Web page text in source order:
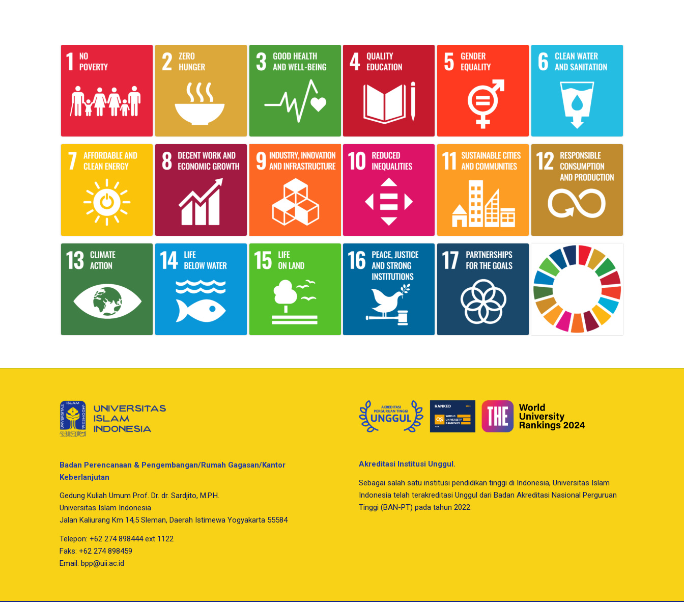
Badan Perencanaan & Pengembangan/Rumah Gagasan/Kantor
Keberlanjutan
Gedung Kuliah Umum Prof. Dr. dr. Sardjito, M.P.H.
Universitas Islam Indonesia
Jalan Kaliurang Km 14,5 Sleman, Daerah Istimewa Yogyakarta 55584
Telepon: +62 274 898444 ext 1122
Faks: +62 274 898459
Email:bpp@uii.ac.id
Akreditasi Institusi Unggul.
Sebagai salah satu institusi pendidikan tinggi di Indonesia, Universitas Islam
Indonesia telah terakreditasi Unggul dari Badan Akreditasi Nasional Perguruan
Tinggi (BAN-PT) pada tahun 2022.